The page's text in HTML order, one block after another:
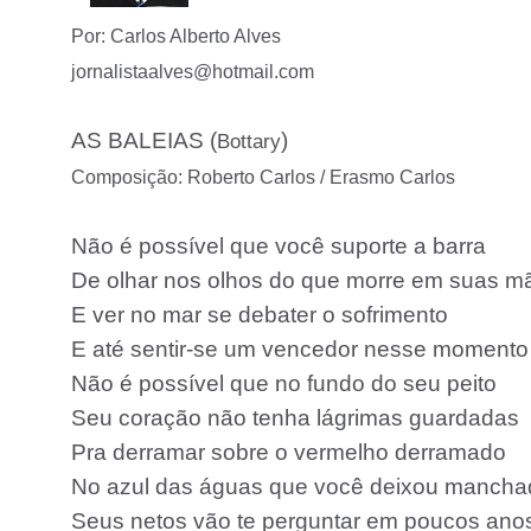
Por: Carlos Alberto Alves
jornalistaalves@hotmail.com
AS BALEIAS (Bottary)
Composição: Roberto Carlos / Erasmo Carlos
Não é possível que você suporte a barra
De olhar nos olhos do que morre em suas
E ver no mar se debater o sofrimento
E até sentir-se um vencedor nesse momento
Não é possível que no fundo do seu peito
Seu coração não tenha lágrimas guardadas
Pra derramar sobre o vermelho derramado
No azul das águas que você deixou
Seus netos vão te perguntar em poucos